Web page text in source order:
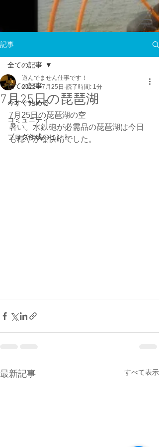
記事
全ての記事
今すぐ始める
コミュニティ
ブログ作成のヒント
全ての記事
7月25日の琵琶湖
遊んでません仕事です！
2022年7月25日 読了時間: 1分
7月25日の琵琶湖の空
暑い。水鉄砲が必需品の琵琶湖は今日
も穏やかな快晴でした。
最新記事 すべて表示